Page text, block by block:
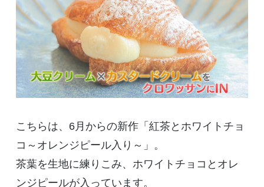
こちらは、6月からの新作「紅茶とホワイトチョ
コ～オレンジピール入り～」。
茶葉を生地に練りこみ、ホワイトチョコとオレ
ンジピールが入っています。